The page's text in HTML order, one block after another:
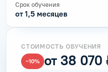
Срок обучения
от 1,5 месяцев
СТОИМОСТЬ ОБУЧЕНИЯ
−10% от 38 070